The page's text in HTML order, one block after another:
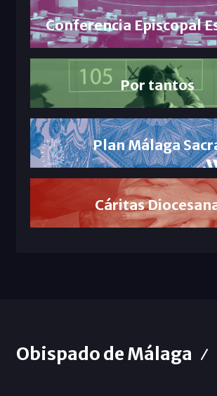
Conferencia Episcopal
Por tantos
Plan Málaga
Cáritas
Obispado de Málaga